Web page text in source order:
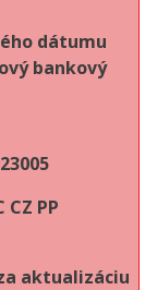
dátumu
bankový
CZ PP
aktualizáciu